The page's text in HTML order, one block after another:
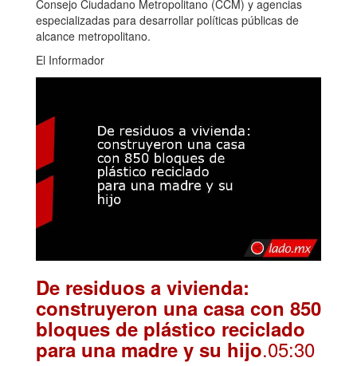
Consejo Ciudadano Metropolitano (CCM) y agencias
especializadas para desarrollar políticas públicas de
alcance metropolitano.
El Informador
De residuos a vivienda:
construyeron una casa con 850
bloques de plástico reciclado
para una madre y su hijo.05:30